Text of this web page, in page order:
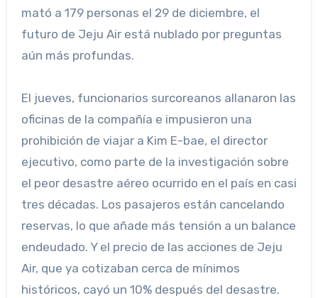
mató a 179 personas el 29 de diciembre, el
futuro de Jeju Air está nublado por preguntas
aún más profundas.
El jueves, funcionarios surcoreanos allanaron las
oficinas de la compañía e impusieron una
prohibición de viajar a Kim E-bae, el director
ejecutivo, como parte de la investigación sobre
el peor desastre aéreo ocurrido en el país en casi
tres décadas. Los pasajeros están cancelando
reservas, lo que añade más tensión a un balance
endeudado. Y el precio de las acciones de Jeju
Air, que ya cotizaban cerca de mínimos
históricos, cayó un 10% después del desastre.